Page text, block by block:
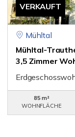
VERKAUFT
Mühltal
Mühltal-
3,5 Zimmer
85 m²
WOHNFLÄCHE